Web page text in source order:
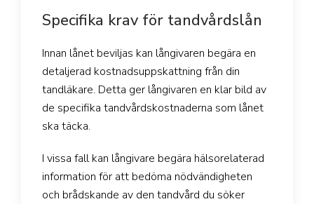
Specifika krav för tandvårdslån
Innan lånet beviljas kan långivaren begära en
detaljerad kostnadsuppskattning från din
tandläkare. Detta ger långivaren en klar bild av
de specifika tandvårdskostnaderna som lånet
ska täcka.
I vissa fall kan långivare begära hälsorelaterad
information för att bedöma nödvändigheten
och brådskande av den tandvård du söker